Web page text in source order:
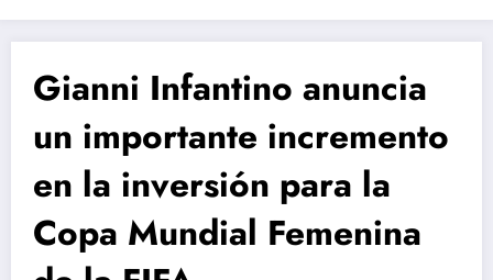
Gianni Infantino anuncia
un importante incremento
en la inversión para la
Copa Mundial Femenina